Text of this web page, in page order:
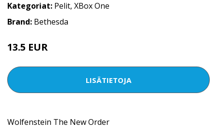
Kategoriat: Pelit, XBox One
Brand: Bethesda
13.5 EUR
LISÄTIETOJA
Wolfenstein The New Order